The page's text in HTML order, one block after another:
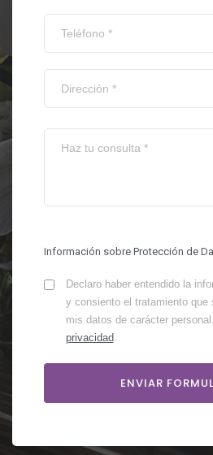
Información sobre Protección de
Declaro haber entendido la
y consiento el tratamiento que
mis datos de carácter personal.
privacidad.